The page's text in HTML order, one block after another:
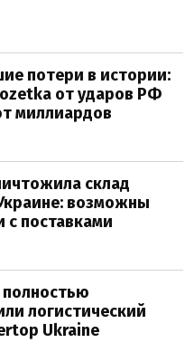
потери в истории:
от ударов РФ
миллиардов
склад
возможны
с поставками
полностью
логистический
Ukraine